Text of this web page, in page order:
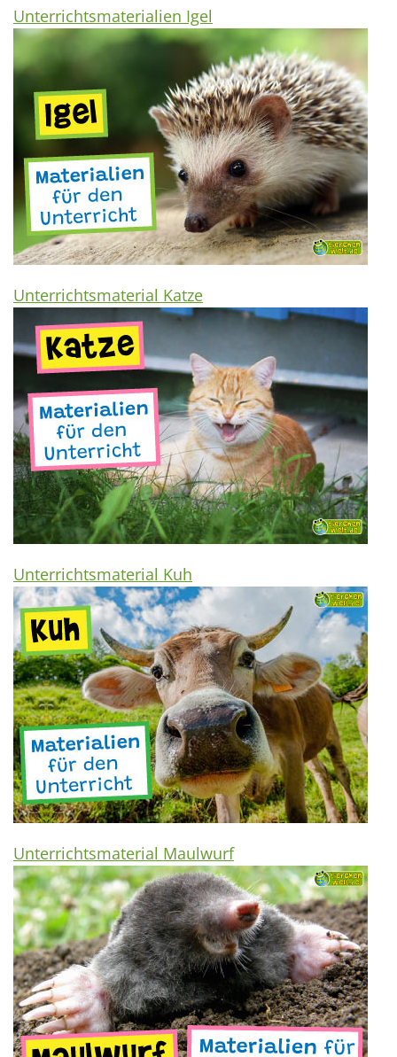
Unterrichtsmaterialien Igel
Unterrichtsmaterial Katze
Unterrichtsmaterial Kuh
Unterrichtsmaterial Maulwurf